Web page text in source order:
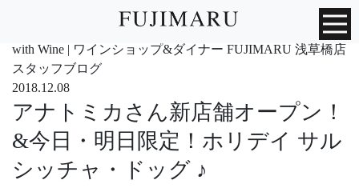
with Wine | ワインショップ&ダイナー FUJIMARU 浅草橋店
スタッフブログ
2018.12.08
アナトミカさん新店舗オープン！
&今日・明日限定！ホリデイ サル
シッチャ・ドッグ ♪